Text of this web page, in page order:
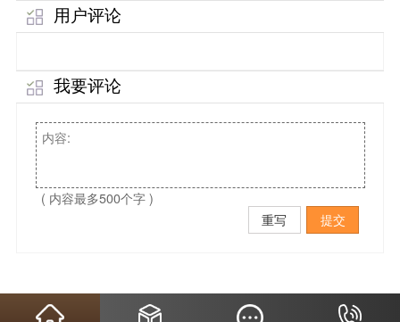
用户评论
我要评论
( 内容最多500个字 )
重写
提交